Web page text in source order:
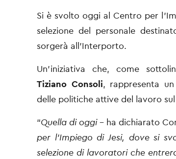
Si è svolto oggi al Centro per
selezione del personale
sorgerà all’Interporto.
Un’iniziativa che, come
Tiziano Consoli, rappresenta
delle politiche attive del lavoro
“Quella di oggi– ha dichiarato
per l’Impiego di Jesi, dove si
selezione di lavoratori che